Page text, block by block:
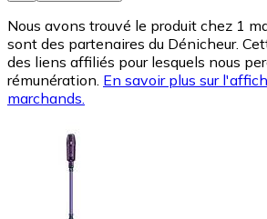
Nous avons trouvé le produit chez 1
sont des partenaires du Dénicheur.
des liens affiliés pour lesquels nous
rémunération. En savoir plus sur
marchands.